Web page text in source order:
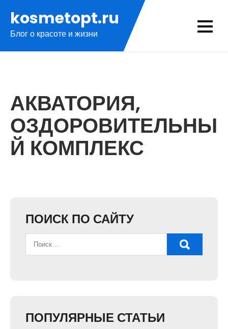
содержимому
kosmetopt.ru
Блог о красоте и жизни
АКВАТОРИЯ,
ОЗДОРОВИТЕЛЬНЫ
Й КОМПЛЕКС
ПОИСК ПО САЙТУ
ПОПУЛЯРНЫЕ СТАТЬИ